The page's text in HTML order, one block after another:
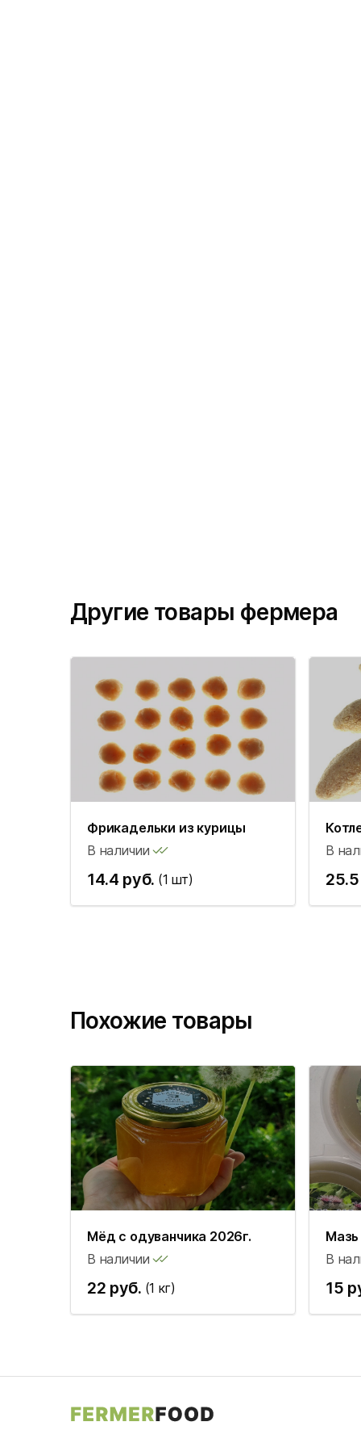
Другие товары фермера
Фрикадельки из курицы
В наличии
14.4 руб. (1 шт)
В
Похожие товары
Мёд с одуванчика 2026г.
В наличии
22 руб. (1 кг)
Мазь
В
15